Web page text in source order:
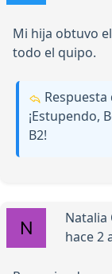
Mi hija obtuvo
todo el quipo.
Respuesta
¡Estupendo,
B2!
Natalia
hace 2